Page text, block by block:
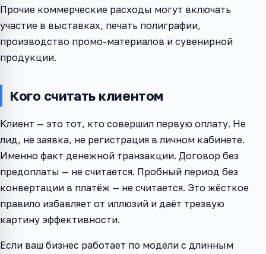
Прочие коммерческие расходы могут включать
участие в выставках, печать полиграфии,
производство промо-материалов и сувенирной
продукции.
Кого считать клиентом
Клиент — это тот, кто совершил первую оплату. Не
лид, не заявка, не регистрация в личном кабинете.
Именно факт денежной транзакции. Договор без
предоплаты — не считается. Пробный период без
конвертации в платёж — не считается. Это жёсткое
правило избавляет от иллюзий и даёт трезвую
картину эффективности.
Если ваш бизнес работает по модели с длинным